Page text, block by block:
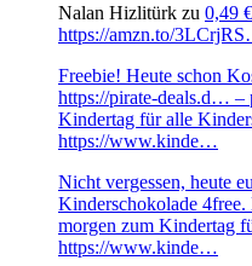
Nalan Hizlitürk zu 0,49
https://amzn.to/
Freebie! Heute schon
https://pirate-deals.d… –
Kindertag für alle
https://www.kinde…
Nicht vergessen, heute
Kinderschokolade
morgen zum Kindertag
https://www.kinde…